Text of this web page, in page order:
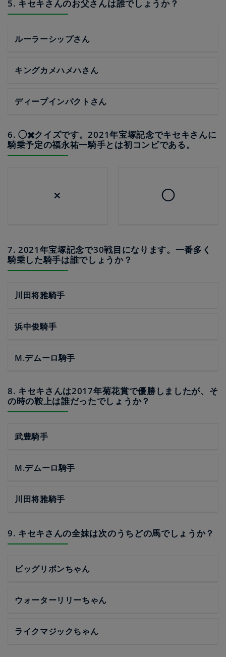
5. キセキさんのお父さんは誰でしょうか？
ルーラーシップさん
キングカメハメハさん
ディープインパクトさん
6. ◯✖️クイズです。2021年宝塚記念でキセキさんに
騎乗予定の福永祐一騎手とは初コンビである。
× ◯
7. 2021年宝塚記念で30戦目になります。一番多く
騎乗した騎手は誰でしょうか？
川田将雅騎手
浜中俊騎手
M.デムーロ騎手
8. キセキさんは2017年菊花賞で優勝しましたが、そ
の時の鞍上は誰だったでしょうか？
武豊騎手
M.デムーロ騎手
川田将雅騎手
9. キセキさんの全妹は次のうちどの馬でしょうか？
ビッグリボンちゃん
ウォーターリリーちゃん
ライクマジックちゃん